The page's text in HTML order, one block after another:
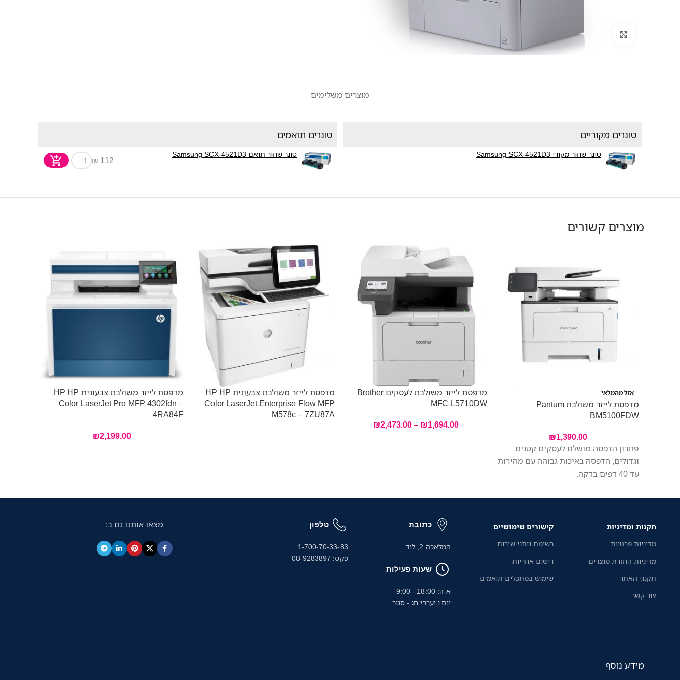
לחץ להגדלה
מוצרים משלימים
טונרים מקוריים
טונר שחור מקורי Samsung SCX-4521D3
טונרים תואמים
טונר שחור תואם Samsung SCX-4521D3
112 ₪
מוצרים קשורים
אזל מהמלאי
מדפסת לייזר משולבת Pantum
BM5100FDW
₪1,390.00
פתרון הדפסה מושלם לעסקים קטנים
וגדולים, הדפסה באיכות גבוהה עם מהירות
עד 40 דפים בדקה.
מדפסת לייזר משולבת לעסקים Brother
MFC-L5710DW
₪1,694.00
–
₪2,473.00
מדפסת לייזר משולבת צבעונית HP HP
Color LaserJet Enterprise Flow MFP
M578c – 7ZU87A
מדפסת לייזר משולבת צבעונית HP HP
Color LaserJet Pro MFP 4302fdn –
4RA84F
₪2,199.00
תקנות ומדיניות
מדיניות פרטיות
מדיניות החזרת מוצרים
תקנון האתר
צור קשר
קישורים שימושיים
רשימת נותני שירות
רישום אחריות
שימוש במתכלים תואמים
כתובת
המלאכה 2, לוד
שעות פעילות
א-ה: 18:00 - 9:00
יום ו וערבי חג - סגור
טלפון
1-700-70-33-83
פקס: 08-9283897
מצאו אותנו גם ב:
מידע נוסף